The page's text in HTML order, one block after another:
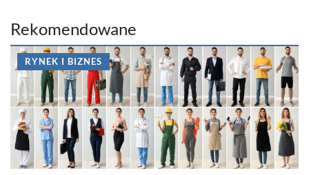
Rekomendowane
RYNEK I BIZNES